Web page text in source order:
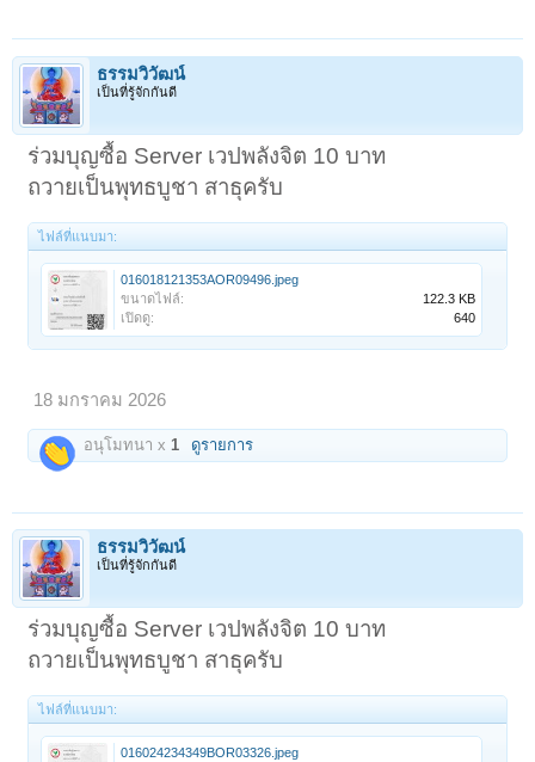
ธรรมวิวัฒน์
เป็นที่รู้จักกันดี
ร่วมบุญซื้อ Server เวปพลังจิต 10 บาท
ถวายเป็นพุทธบูชา สาธุครับ
ไฟล์ที่แนบมา:
016018121353AOR09496.jpeg
ขนาดไฟล์:
122.3 KB
เปิดดู:
640
18 มกราคม 2026
อนุโมทนา x 1 ดูรายการ
ธรรมวิวัฒน์
เป็นที่รู้จักกันดี
ร่วมบุญซื้อ Server เวปพลังจิต 10 บาท
ถวายเป็นพุทธบูชา สาธุครับ
ไฟล์ที่แนบมา:
016024234349BOR03326.jpeg